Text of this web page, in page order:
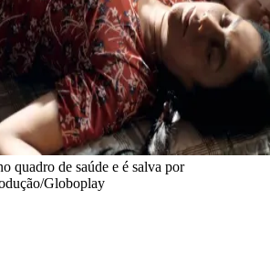
quadro de saúde e é salva por
Globoplay